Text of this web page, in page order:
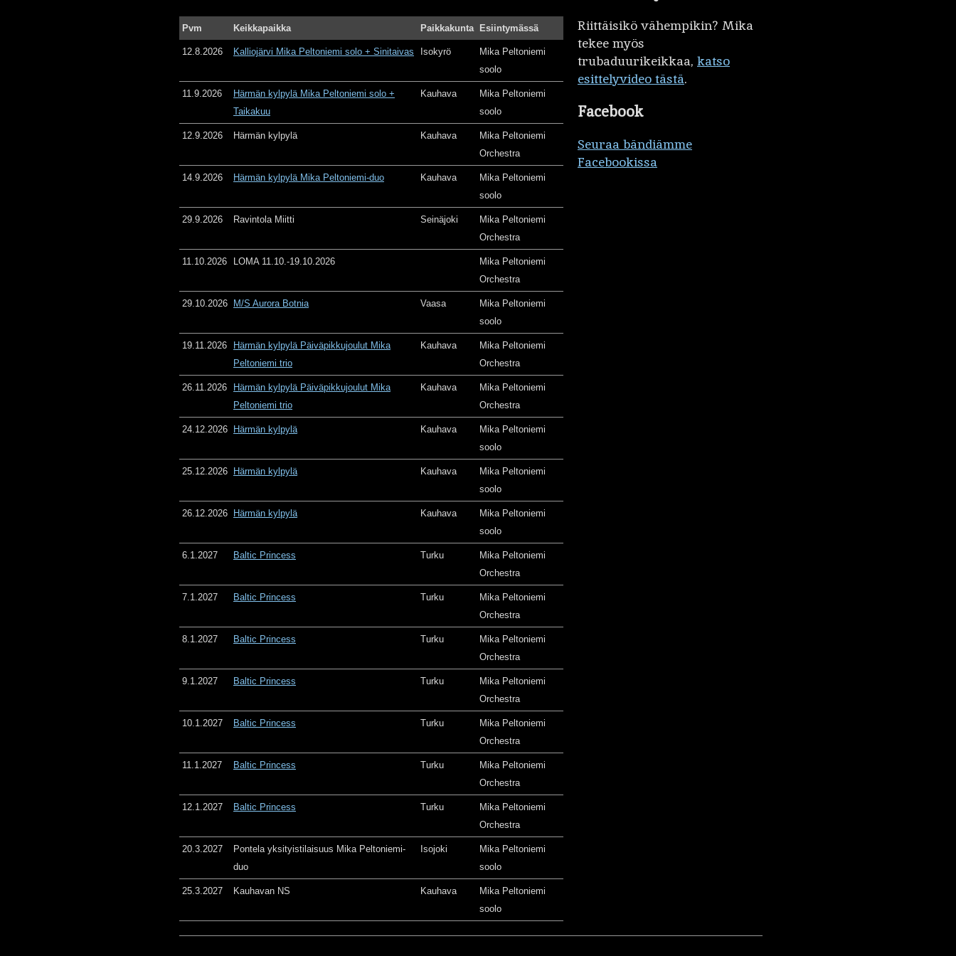
Pvm Keikkapaikka Paikkakunta Esiintymässä
12.8.2026 Kalliojärvi Mika Peltoniemi solo + Sinitaivas Isokyrö
Mika Peltoniemi
soolo
11.9.2026
Härmän kylpylä Mika Peltoniemi solo +
Taikakuu
Kauhava
Mika Peltoniemi
soolo
12.9.2026 Härmän kylpylä Kauhava
Mika Peltoniemi
Orchestra
14.9.2026 Härmän kylpylä Mika Peltoniemi-duo Kauhava
Mika Peltoniemi
soolo
29.9.2026 Ravintola Miitti Seinäjoki
Mika Peltoniemi
Orchestra
11.10.2026 LOMA 11.10.-19.10.2026
Mika Peltoniemi
Orchestra
29.10.2026 M/S Aurora Botnia Vaasa
Mika Peltoniemi
soolo
19.11.2026
Härmän kylpylä Päiväpikkujoulut Mika
Peltoniemi trio
Kauhava
Mika Peltoniemi
Orchestra
26.11.2026
Härmän kylpylä Päiväpikkujoulut Mika
Peltoniemi trio
Kauhava
Mika Peltoniemi
Orchestra
24.12.2026 Härmän kylpylä Kauhava
Mika Peltoniemi
soolo
25.12.2026 Härmän kylpylä Kauhava
Mika Peltoniemi
soolo
26.12.2026 Härmän kylpylä Kauhava
Mika Peltoniemi
soolo
6.1.2027 Baltic Princess Turku
Mika Peltoniemi
Orchestra
7.1.2027 Baltic Princess Turku
Mika Peltoniemi
Orchestra
8.1.2027 Baltic Princess Turku
Mika Peltoniemi
Orchestra
9.1.2027 Baltic Princess Turku
Mika Peltoniemi
Orchestra
10.1.2027 Baltic Princess Turku
Mika Peltoniemi
Orchestra
11.1.2027 Baltic Princess Turku
Mika Peltoniemi
Orchestra
12.1.2027 Baltic Princess Turku
Mika Peltoniemi
Orchestra
20.3.2027
Pontela yksityistilaisuus Mika Peltoniemi-
duo
Isojoki
Mika Peltoniemi
soolo
25.3.2027 Kauhavan NS Kauhava
Mika Peltoniemi
soolo
Riittäisikö vähempikin? Mika
tekee myös
trubaduurikeikkaa, katso
esittelyvideo tästä.
Facebook
Seuraa bändiämme
Facebookissa